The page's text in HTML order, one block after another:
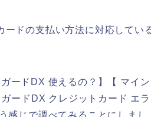
ドの支払い方法に対応してい
ードDX 使えるの？】【 マイン
ードDX クレジットカード エラ
じで調べてみることにしまし